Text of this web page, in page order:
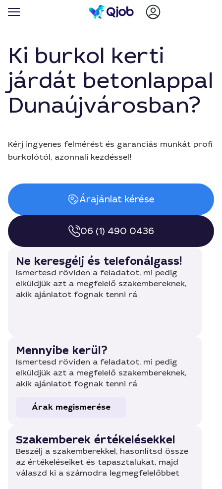
Ki burkol kerti
járdát betonlappal
Dunaújvárosban?
Kérj ingyenes felmérést és garanciás munkát profi
burkolótól, azonnali kezdéssel!
Árajánlat kérése
06 (1) 490 0436
Ne keresgélj és telefonálgass!
Ismertesd röviden a feladatot, mi pedig
elküldjük azt a megfelelő szakembereknek,
akik ajánlatot fognak tenni rá
Mennyibe kerül?
Ismertesd röviden a feladatot, mi pedig
elküldjük azt a megfelelő szakembereknek,
akik ajánlatot fognak tenni rá
Árak megismerése
Szakemberek értékelésekkel
Beszélj a szakemberekkel, hasonlítsd össze
az értékeléseiket és tapasztalukat, majd
válaszd ki a számodra legmegfelelőbbet